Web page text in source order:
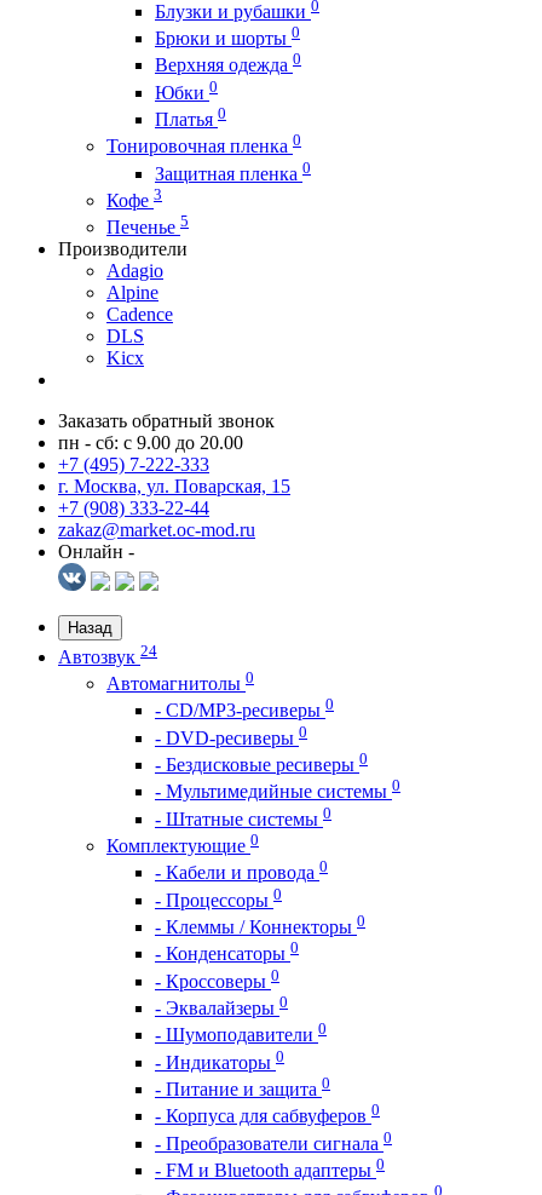
Блузки и рубашки 0
Брюки и шорты 0
Верхняя одежда 0
Юбки 0
Платья 0
Тонировочная пленка 0
Защитная пленка 0
Кофе 3
Печенье 5
Производители
Adagio
Alpine
Cadence
DLS
Kicx
Заказать обратный звонок
пн - сб: с 9.00 до 20.00
+7 (495) 7-222-333
г. Москва, ул. Поварская, 15
+7 (908) 333-22-44
zakaz@market.oc-mod.ru
Онлайн -
Назад
Автозвук 24
Автомагнитолы 0
- CD/MP3-ресиверы 0
- DVD-ресиверы 0
- Бездисковые ресиверы 0
- Мультимедийные системы 0
- Штатные системы 0
Комплектующие 0
- Кабели и провода 0
- Процессоры 0
- Клеммы / Коннекторы 0
- Конденсаторы 0
- Кроссоверы 0
- Эквалайзеры 0
- Шумоподавители 0
- Индикаторы 0
- Питание и защита 0
- Корпуса для сабвуферов 0
- Преобразователи сигнала 0
- FM и Bluetooth адаптеры 0
0